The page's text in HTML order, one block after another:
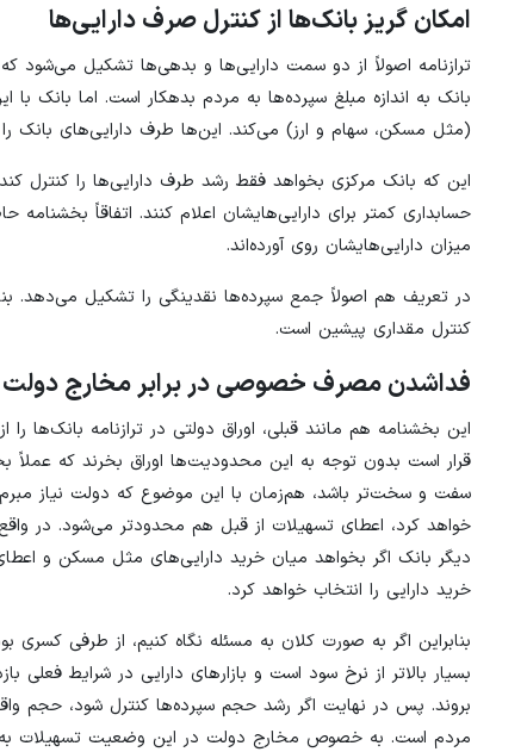
امکان گریز بانک‌ها از کنترل صرف دارایی‌ها
ترازنامه اصولاً‌ از دو سمت دارایی‌ها و بدهی‌ها تشکیل می‌شود
بانک به اندازه مبلغ سپرده‌ها به مردم بدهکار است. اما بانک
(مثل مسکن، سهام و ارز) می‌کند. این‌ها طرف دارایی‌های بانک
این که بانک مرکزی بخواهد فقط رشد طرف دارایی‌ها را کنترل
حسابداری کمتر برای دارایی‌هایشان اعلام کنند. اتفاقاً
میزان دارایی‌هایشان روی آورده‌اند.
در تعریف هم اصولاً جمع سپرده‌ها نقدینگی را تشکیل می‌دهد.
کنترل مقداری پیشین است.
فداشدن مصرف خصوصی در برابر مخارج دولت
این بخشنامه هم مانند قبلی، اوراق دولتی در ترازنامه
قرار است بدون توجه به این محدودیت‌ها اوراق بخرند که عملاً
سفت و سخت‌تر باشد، هم‌زمان با این موضوع که دولت نیاز مبرم
خواهد کرد، اعطای تسهیلات از قبل هم محدودتر می‌شود. در
دیگر بانک اگر بخواهد میان خرید دارایی‌های مثل مسکن و
خرید دارایی را انتخاب خواهد کرد.
بنابراین اگر به صورت کلان به مسئله نگاه کنیم، از طرفی
بسیار بالاتر از نرخ سود است و بازارهای دارایی در شرایط
بروند. پس در نهایت اگر رشد حجم سپرده‌ها کنترل شود، حجم
مردم است. به خصوص مخارج دولت در این وضعیت تسهیلات به